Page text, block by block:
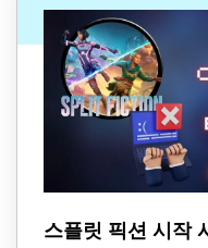
스플릿 픽션 시작